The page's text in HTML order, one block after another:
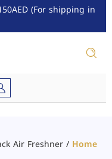
(For shipping in
Home
/
Air Freshner